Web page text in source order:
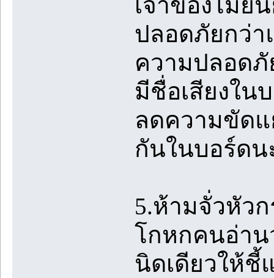
ปลอดภัยกว่า
ความปลอด
มีชื่อเสียงใน
ลดความขัดแ
กันในบอร์ดน
5.ห้ามจั่วหัวก
โกหกคนอ่าน
นิดเดียวให้ชี้